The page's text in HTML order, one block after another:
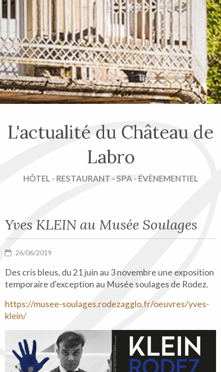
L'actualité du Château de
Labro
HÔTEL - RESTAURANT - SPA - ÉVÈNEMENTIEL
Yves KLEIN au Musée Soulages
26/06/2019
Des cris bleus, du 21 juin au 3 novembre une exposition
temporaire d'exception au Musée soulages de Rodez.
https://musee-soulages.rodezagglo.fr/oeuvres/yves-
klein/